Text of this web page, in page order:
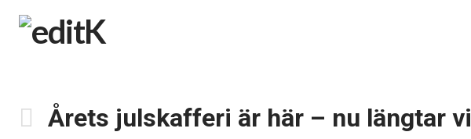
Årets julskafferi är här – nu längtar